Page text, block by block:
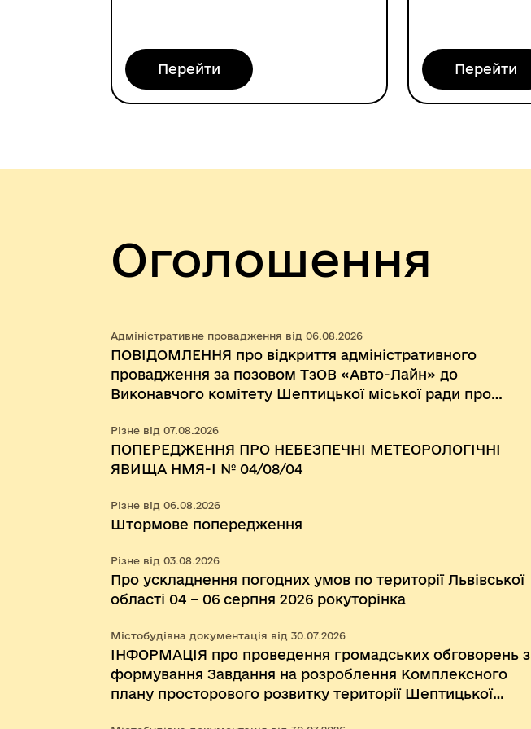
Перейти Перейти
Оголошення
Адміністративне провадження від 06.08.2026
ПОВІДОМЛЕННЯ про відкриття адміністративного
провадження за позовом ТзОВ «Авто-Лайн» до
Виконавчого комітету Шептицької міської ради про
Виконавчого комітету Червоноградської міської ради від
07 травня 2024 року № 104 «Про затвердження примірної
форми Договору про організацію перевезення пасажирів
Різне від 07.08.2026
ПОПЕРЕДЖЕННЯ ПРО НЕБЕЗПЕЧНІ МЕТЕОРОЛОГІЧНІ
ЯВИЩА НМЯ-I № 04/08/04
Різне від 06.08.2026
Штормове попередження
Різне від 03.08.2026
Про ускладнення погодних умов по території Львівської
області 04 – 06 серпня 2026 рокуторінка
Містобудівна документація від 30.07.2026
ІНФОРМАЦІЯ про проведення громадських обговорень з
формування Завдання на розроблення Комплексного
плану просторового розвитку території Шептицької